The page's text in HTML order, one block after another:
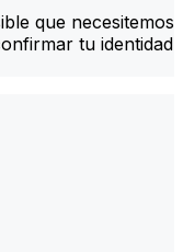
que necesitemos
tu identidad